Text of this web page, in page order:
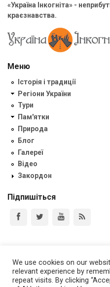
«Україна Інкогніта» -
краєзнавства.
Меню
Історія і традиції
Регіони України
Тури
Пам'ятки
Природа
Блог
Галереї
Відео
Закордон
Підпишіться
+38 050 9364428
We use cookies on our
relevant experience by
repeat visits. By clicking